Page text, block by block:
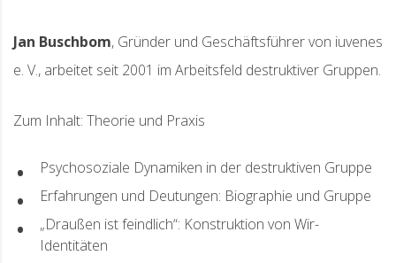
Jan Buschbom, Gründer und Geschäftsführer von iuvenes
e. V., arbeitet seit 2001 im Arbeitsfeld destruktiver Gruppen.
Zum Inhalt: Theorie und Praxis
Psychosoziale Dynamiken in der destruktiven Gruppe
Erfahrungen und Deutungen: Biographie und Gruppe
„Draußen ist feindlich“: Konstruktion von Wir-
Identitäten